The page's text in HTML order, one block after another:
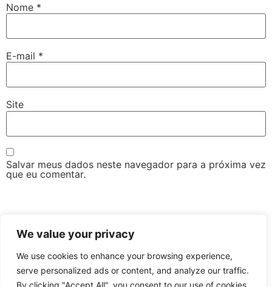
We value your privacy
We use cookies to enhance your browsing experience,
serve personalized ads or content, and analyze our traffic.
By clicking "Accept All", you consent to our use of cookies.
Nome *
E-mail *
Site
Salvar meus dados neste navegador para a próxima vez
que eu comentar.